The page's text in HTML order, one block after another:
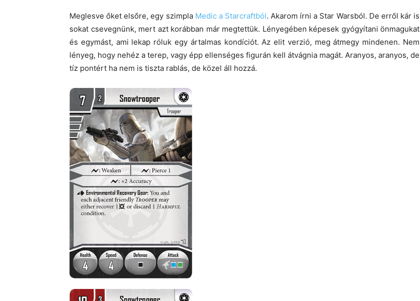
Meglesve őket elsőre, egy szimpla Medic a Starcraftból. Akarom írni a Star Warsból. De erről kár is
sokat csevegnünk, mert azt korábban már megtettük. Lényegében képesek gyógyítani önmagukat
és egymást, ami lekap róluk egy ártalmas kondíciót. Az elit verzió, meg átmegy mindenen. Nem
lényeg, hogy nehéz a terep, vagy épp ellenséges figurán kell átvágnia magát. Aranyos, aranyos, de
tíz pontért ha nem is tiszta rablás, de közel áll hozzá.